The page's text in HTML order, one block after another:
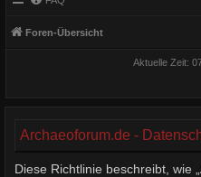
Foren-Übersicht
Aktuelle Zeit:
Archaeoforum.de -
Diese Richtlinie beschreibt, wie